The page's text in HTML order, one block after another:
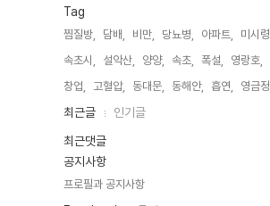
Tag
찜질방, 담배, 비만, 당뇨병, 아파트, 미시령,
속초시,
설악산, 양양, 속초, 폭설, 영랑호,
창업,
고혈압, 동대문, 동해안, 흡연, 영금정,
최
글
인
기
최근글
인기글
최근댓글
공지사항
프로필과 공지사항